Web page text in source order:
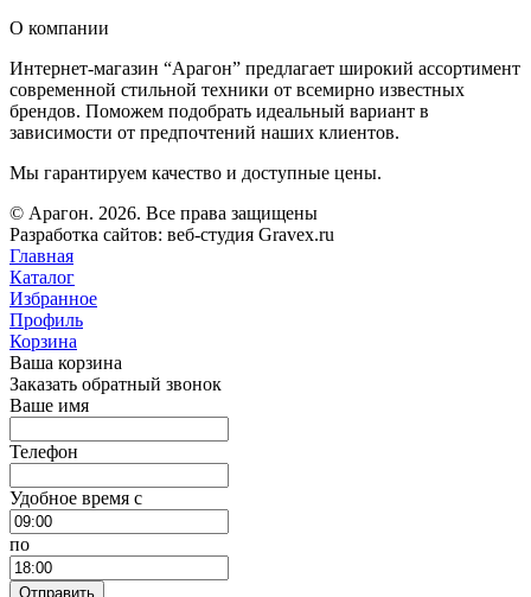
О компании
Интернет-магазин “Арагон” предлагает широкий ассортимент
современной стильной техники от всемирно известных
брендов. Поможем подобрать идеальный вариант в
зависимости от предпочтений наших клиентов.
Мы гарантируем качество и доступные цены.
© Арагон. 2026. Все права защищены
Разработка сайтов: веб-студия Gravex.ru
Главная
Каталог
Избранное
Профиль
Корзина
Ваша корзина
Заказать обратный звонок
Ваше имя
Телефон
Удобное время c
по
Отправить